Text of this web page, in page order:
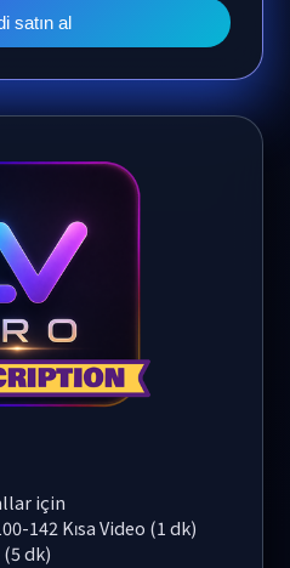
satın al
için
142 Kısa Video (1 dk)
dk)